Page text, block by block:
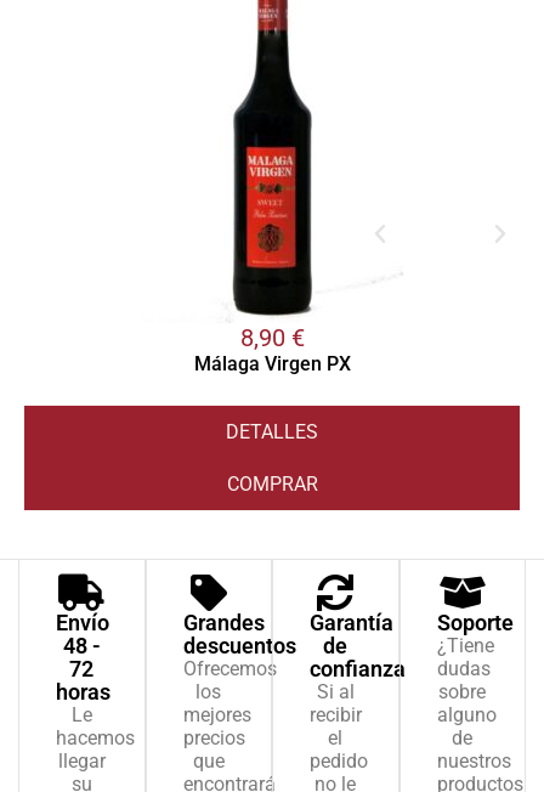
8,90 €
Málaga Virgen PX
DETALLES
COMPRAR
Envío
48 -
72
horas
Le
hacemos
llegar
su
Grandes
descuentos
Ofrecemos
los
mejores
precios
que
encontrará
Garantía
de
confianza
Si al
recibir
el
pedido
no le
Soporte
¿Tiene
dudas
sobre
alguno
de
nuestros
productos